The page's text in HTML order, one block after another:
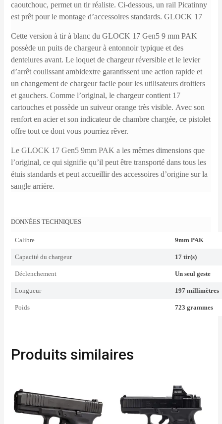
caoutchouc, permet un tir réaliste.Ci-dessous, un rail Picatinny
est prêt pour le montage d’accessoires standards. GLOCK 17
Cette version à tir à blanc du GLOCK 17 Gen5 9 mm PAK
possède un puits de chargeur à entonnoir typique et des
dentelures avant.Le loquet de chargeur réversible et le levier
d’arrêt coulissant ambidextre garantissent une action rapide et
un changement de chargeur facile pour les utilisateurs droitiers
et gauchers.Comme l’original, le chargeur contient 17
cartouches et possède un suiveur orange très visible. Avec son
renfort en acier et son indicateur de chambre chargée, ce pistolet
offre tout ce dont vous pourriez rêver.
Le GLOCK 17 Gen5 9mm PAK a les mêmes dimensions que
l’original, ce qui signifie qu’il peut être transporté dans tous les
étuis standards et peut accueillir des accessoires d’origine sur la
sangle arrière.
DONNÉES TECHNIQUES
Calibre 9mm PAK
Capacité du chargeur 17 tir(s)
Déclenchement Un seul geste
Longueur 197 millimètres
Poids 723 grammes
Produits similaires